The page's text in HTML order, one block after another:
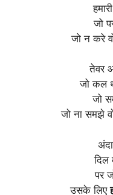
जो
जो न करे
तेवर
जो कल
जो
जो ना समझे
दिल
पर
उसके लिए